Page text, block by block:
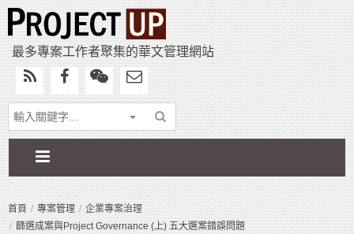
最多專案工作者聚集的華文管理網站
首頁 專案管理
企業專案治理
篩選成案與Project Governance (上) 五大選案錯誤問題